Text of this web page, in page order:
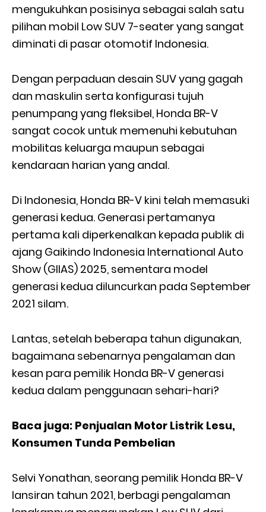
mengukuhkan posisinya sebagai salah satu
pilihan mobil Low SUV 7-seater yang sangat
diminati di pasar otomotif Indonesia.
Dengan perpaduan desain SUV yang gagah
dan maskulin serta konfigurasi tujuh
penumpang yang fleksibel, Honda BR-V
sangat cocok untuk memenuhi kebutuhan
mobilitas keluarga maupun sebagai
kendaraan harian yang andal.
Di Indonesia, Honda BR-V kini telah memasuki
generasi kedua. Generasi pertamanya
pertama kali diperkenalkan kepada publik di
ajang Gaikindo Indonesia International Auto
Show (GIIAS) 2025, sementara model
generasi kedua diluncurkan pada September
2021 silam.
Lantas, setelah beberapa tahun digunakan,
bagaimana sebenarnya pengalaman dan
kesan para pemilik Honda BR-V generasi
kedua dalam penggunaan sehari-hari?
Baca juga: Penjualan Motor Listrik Lesu,
Konsumen Tunda Pembelian
Selvi Yonathan, seorang pemilik Honda BR-V
lansiran tahun 2021, berbagi pengalaman